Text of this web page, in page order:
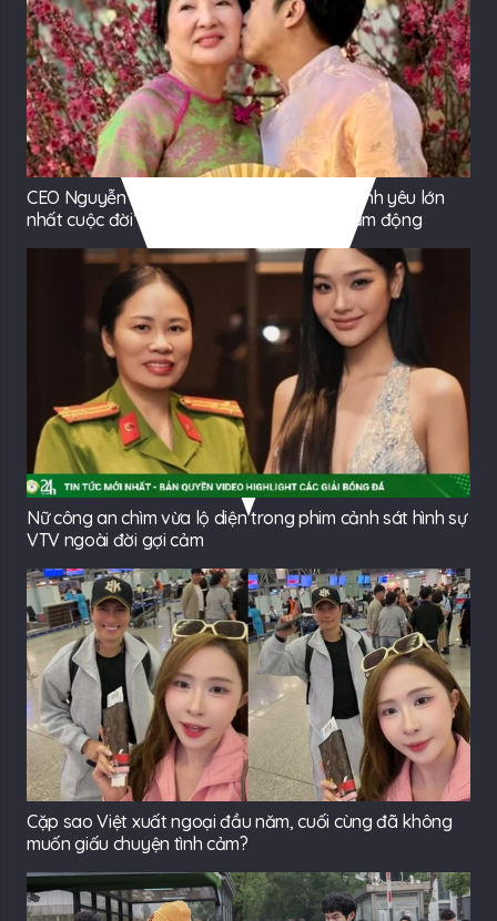
CEO Nguyễn Quốc Cường đăng ảnh bên “tình yêu lớn
nhất cuộc đời”, ai cũng nhắc khéo 1 điều cảm động
Nữ công an chìm vừa lộ diện trong phim cảnh sát hình sự
VTV ngoài đời gợi cảm
Cặp sao Việt xuất ngoại đầu năm, cuối cùng đã không
muốn giấu chuyện tình cảm?